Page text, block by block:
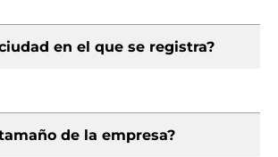
en el que se registra?
de la empresa?